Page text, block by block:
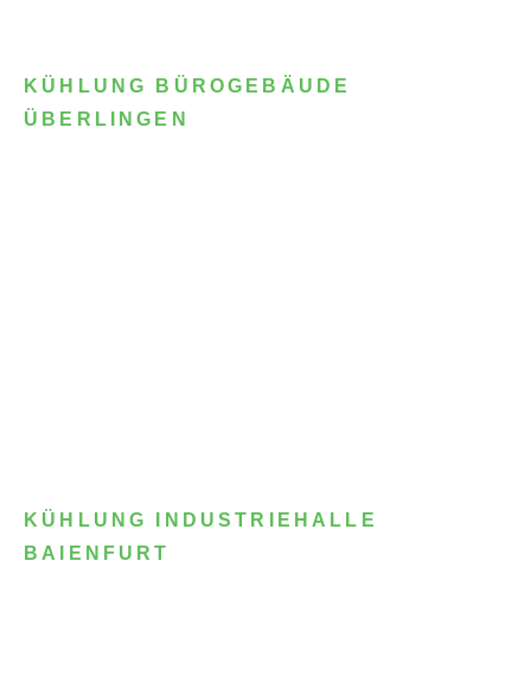
KÜHLUNG BÜROGEBÄUDE
ÜBERLINGEN
KÜHLUNG INDUSTRIEHALLE
BAIENFURT